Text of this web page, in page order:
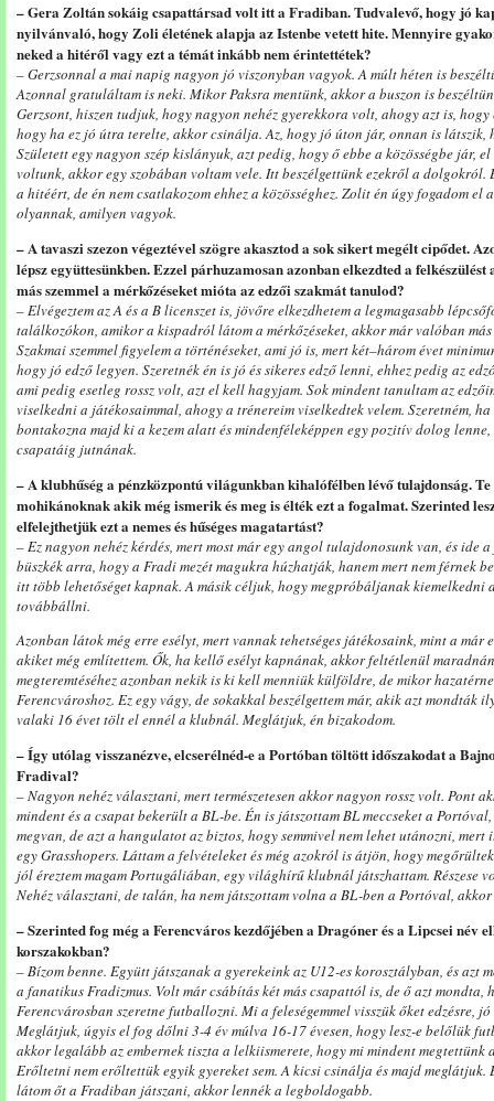
– Gera Zoltán sokáig csapattársad volt itt a Fradiban. Tudvalevő, hogy jó
nyilvánvaló, hogy Zoli életének alapja az Istenbe vetett hite. Mennyire
neked a hitéről vagy ezt a témát inkább nem érintettétek?
– Gerzsonnal a mai napig nagyon jó viszonyban vagyok. A múlt héten is
Azonnal gratuláltam is neki. Mikor Paksra mentünk, akkor a buszon is
Gerzsont, hiszen tudjuk, hogy nagyon nehéz gyerekkora volt, ahogy azt is,
hogy ha ez jó útra terelte, akkor csinálja. Az, hogy jó úton jár, onnan is látszik,
Született egy nagyon szép kislányuk, azt pedig, hogy ő ebbe a közösségbe jár,
voltunk, akkor egy szobában voltam vele. Itt beszélgettünk ezekről a dolgokról.
a hitéért, de én nem csatlakozom ehhez a közösséghez. Zolit én úgy fogadom el
olyannak, amilyen vagyok.
– A tavaszi szezon végeztével szögre akasztod a sok sikert megélt cipődet.
lépsz együttesünkben. Ezzel párhuzamosan azonban elkezdted a
más szemmel a mérkőzéseket mióta az edzői szakmát tanulod?
– Elvégeztem az A és a B licenszet is, jövőre elkezdhetem a legmagasabb
találkozókon, amikor a kispadról látom a mérkőzéseket, akkor már valóban más
Szakmai szemmel figyelem a történéseket, ami jó is, mert két–három évet
hogy jó edző legyen. Szeretnék én is jó és sikeres edző lenni, ehhez pedig az
ami pedig esetleg rossz volt, azt el kell hagyjam. Sok mindent tanultam az
viselkedni a játékosaimmal, ahogy a trénereim viselkedtek velem. Szeretném,
bontakozna majd ki a kezem alatt és mindenféleképpen egy pozitív dolog
csapatáig jutnának.
– A klubhűség a pénzközpontú világunkban kihalófélben lévő tulajdonság.
mohikánoknak akik még ismerik és meg is élték ezt a fogalmat. Szerinted
elfelejthetjük ezt a nemes és hűséges magatartást?
– Ez nagyon nehéz kérdés, mert most már egy angol tulajdonosunk van, és ide
büszkék arra, hogy a Fradi mezét magukra húzhatják, hanem mert nem férnek
itt több lehetőséget kapnak. A másik céljuk, hogy megpróbáljanak kiemelkedni
továbbállni.
Azonban látok még erre esélyt, mert vannak tehetséges játékosaink, mint a már
akiket még említettem. Ők, ha kellő esélyt kapnának, akkor feltétlenül
megteremtéséhez azonban nekik is ki kell menniük külföldre, de mikor
Ferencvároshoz. Ez egy vágy, de sokakkal beszélgettem már, akik azt mondták
valaki 16 évet tölt el ennél a klubnál. Meglátjuk, én bizakodom.
– Így utólag visszanézve, elcserélnéd-e a Portóban töltött időszakodat a
Fradival?
– Nagyon nehéz választani, mert természetesen akkor nagyon rossz volt. Pont
mindent és a csapat bekerült a BL-be. Én is játszottam BL meccseket a
megvan, de azt a hangulatot az biztos, hogy semmivel nem lehet utánozni,
egy Grasshopers. Láttam a felvételeket és még azokról is átjön, hogy
jól éreztem magam Portugáliában, egy világhírű klubnál játszhattam. Részese
Nehéz választani, de talán, ha nem játszottam volna a BL-ben a Portóval,
– Szerinted fog még a Ferencváros kezdőjében a Dragóner és a Lipcsei név
korszakokban?
– Bízom benne. Együtt játszanak a gyerekeink az U12-es korosztályban, és azt
a fanatikus Fradizmus. Volt már csábítás két más csapattól is, de ő azt mondta,
Ferencvárosban szeretne futballozni. Mi a feleségemmel visszük őket edzésre,
Meglátjuk, úgyis el fog dőlni 3-4 év múlva 16-17 évesen, hogy lesz-e belőlük
akkor legalább az embernek tiszta a lelkiismerete, hogy mi mindent
Erőltetni nem erőltettük egyik gyereket sem. A kicsi csinálja és majd meglátjuk.
látom őt a Fradiban játszani, akkor lennék a legboldogabb.